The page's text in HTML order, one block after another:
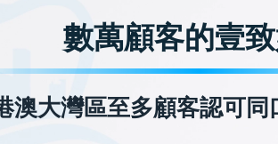
數萬顧客的壹
澳大灣區至多顧客認可同